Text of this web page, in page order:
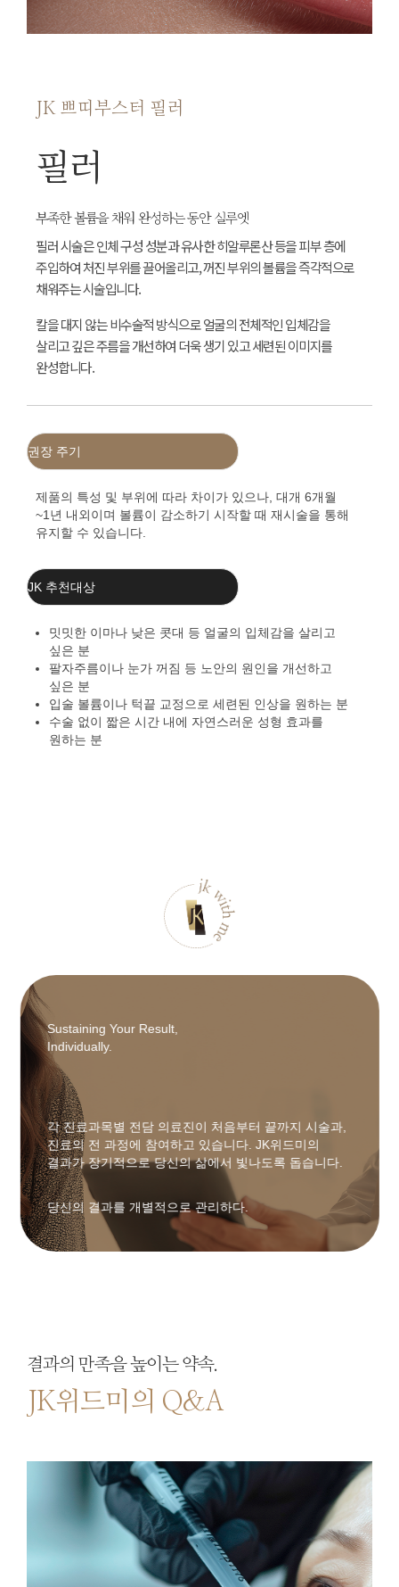
JK 쁘띠부스터 필러
필러
부족한 볼륨을 채워 완성하는 동안 실루엣
필러 시술은 인체 구성 성분과 유사한 히알루론산 등을 피부 층에
주입하여 처진 부위를 끌어올리고, 꺼진 부위의 볼륨을 즉각적으로
채워주는 시술입니다.
칼을 대지 않는 비수술적 방식으로 얼굴의 전체적인 입체감을
살리고 깊은 주름을 개선하여 더욱 생기 있고 세련된 이미지를
완성합니다.
권장 주기
제품의 특성 및 부위에 따라 차이가 있으나, 대개 6개월
~1년 내외이며 볼륨이 감소하기 시작할 때 재시술을 통해
유지할 수 있습니다.
JK 추천대상
밋밋한 이마나 낮은 콧대 등 얼굴의 입체감을 살리고
싶은 분
팔자주름이나 눈가 꺼짐 등 노안의 원인을 개선하고
싶은 분
입술 볼륨이나 턱끝 교정으로 세련된 인상을 원하는 분
수술 없이 짧은 시간 내에 자연스러운 성형 효과를
원하는 분
Sustaining Your Result,
Individually.
각 진료과목별 전담 의료진이 처음부터 끝까지 시술과,
진료의 전 과정에 참여하고 있습니다. JK위드미의
결과가 장기적으로 당신의 삶에서 빛나도록 돕습니다.
당신의 결과를 개별적으로 관리하다.
결과의 만족을 높이는 약속.
JK위드미의 Q&A